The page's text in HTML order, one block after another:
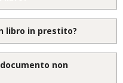
libro in prestito?
non